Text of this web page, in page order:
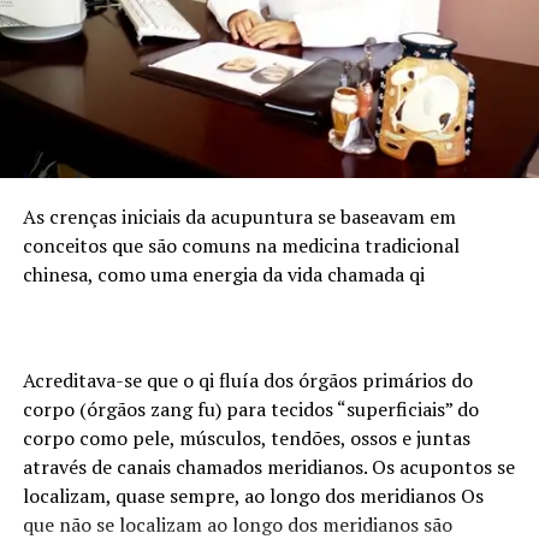
agronegócio nacional, com forte produção de grãos e
proteína animal, e concentra empresas, cooperativas e
instituições financeiras que demandam cada vez mais
profissionais com esse duplo repertório. O Sul
concentra atualmente 6.683 assessores de investimento
certificados pela ANCORD. É o segundo maior mercado
do país, representando 24,6% do total de profissionais.
Desde 2020, a região experimentou um crescimento de
145% na quantidade de assessores.
Pensando nesse mercado, foi lançada em julho de 2024
que conecta o mercado financeiro à realidade do campo.
Programação
A participação da ANCORD reforça a importância da
capacitação contínua em um mercado em constante
As crenças iniciais da acupuntura se baseavam em
conceitos que são comuns na medicina tradicional
chinesa, como uma energia da vida chamada qi
Acreditava-se que o qi fluía dos órgãos primários do
corpo (órgãos zang fu) para tecidos “superficiais” do
corpo como pele, músculos, tendões, ossos e juntas
através de canais chamados meridianos. Os acupontos se
localizam, quase sempre, ao longo dos meridianos Os
que não se localizam ao longo dos meridianos são